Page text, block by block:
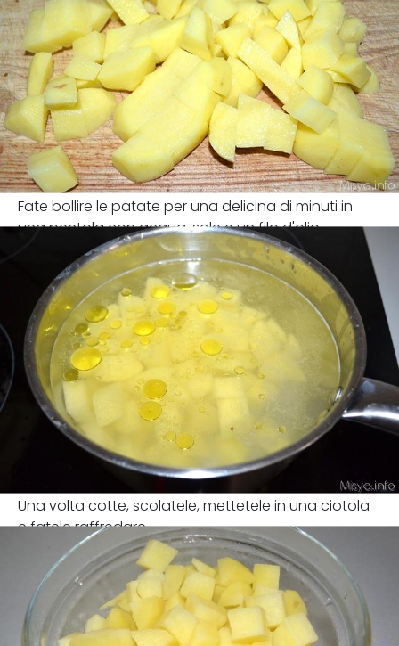
Fate bollire le patate per una delicina di minuti in
una pentola con acqua, sale e un filo d'olio.
Una volta cotte, scolatele, mettetele in una ciotola
e fatele raffredare.